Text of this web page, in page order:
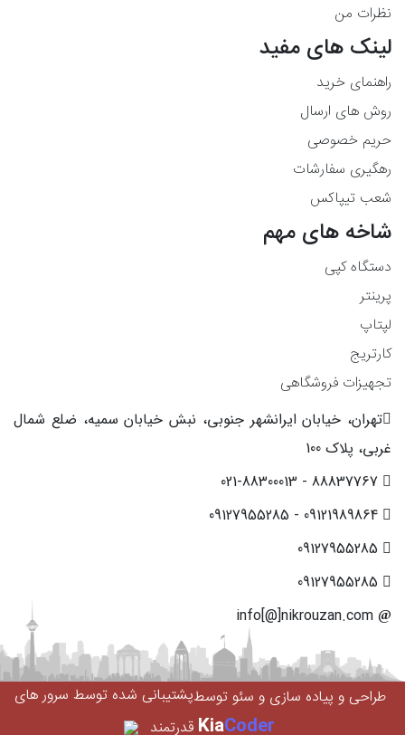
نظرات من
لینک های مفید
راهنمای خرید
روش های ارسال
حریم خصوصی
رهگیری سفارشات
شعب تیپاکس
شاخه های مهم
دستگاه کپی
پرینتر
لپتاپ
کارتریج
تجهیزات فروشگاهی
تهران، خیابان ایرانشهر جنوبی، نبش خیابان سمیه، ضلع شمال
غربی، پلاک 100
طراحی و پیاده سازی و سئو توسط
KiaCoder
پشتیبانی شده توسط سرور های
قدرتمند